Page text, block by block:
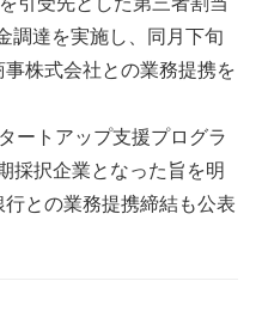
調達を実施し、同月下旬
株式会社との業務提携を
ートアップ支援プログラ
採択企業となった旨を明
との業務提携締結も公表